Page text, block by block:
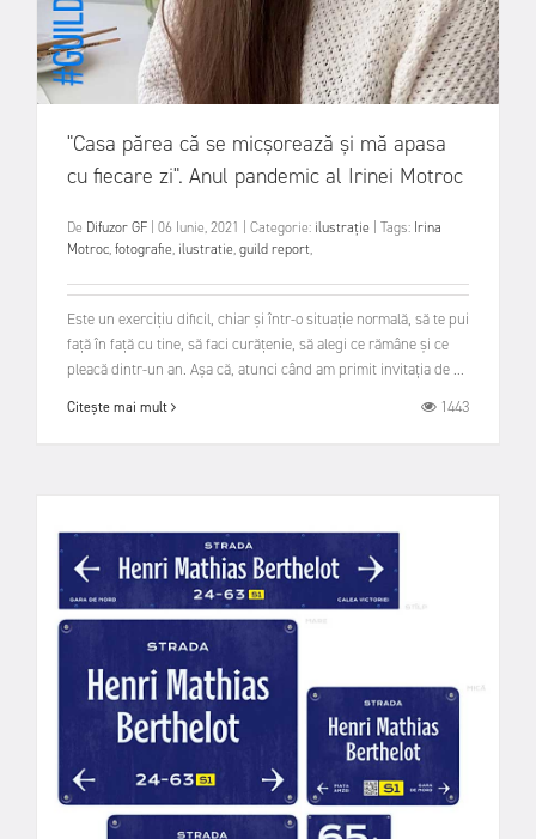
"Casa părea că se micșorează și mă apasa
cu fiecare zi". Anul pandemic al Irinei Motroc
De Difuzor GF 06 Iunie, 2021 Categorie: ilustrație Tags: Irina
Motroc,fotografie, ilustratie,guild report,
Este un exercițiu dificil, chiar și într-o situație normală, să te pui
față în față cu tine, să faci curățenie, să alegi ce rămâne și ce
pleacă dintr-un an. Așa că, atunci când am primit invitația de ...
Citește mai mult 1443